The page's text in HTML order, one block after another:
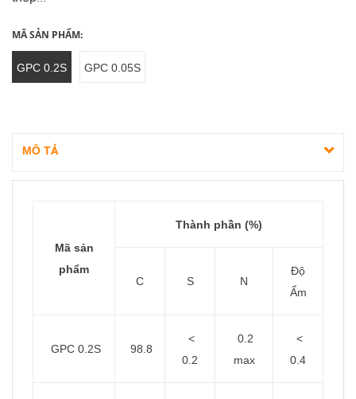
MÃ SẢN PHẨM:
GPC 0.2S GPC 0.05S
MÔ TẢ
Mã sản
phẩm
Thành phần (%)
C S N
Độ
Ẩm
GPC 0.2S 98.8
<
0.2
0.2
max
<
0.4